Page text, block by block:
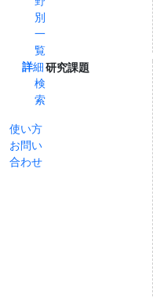
別
一
覧
詳細
検
索
使い方
お問い
合わせ
研究課題